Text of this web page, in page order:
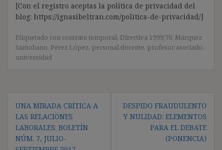
[Con el registro aceptas la política de privacidad del
blog: https://ignasibeltran.com/politica-de-privacidad/]
Etiquetado con contrato temporal, Directiva 1999/70, Márquez
Samohano, Pérez López, personal docente, profesor asociado,
universidad
Navegación
de
entradas
UNA MIRADA CRÍTICA A
LAS RELACIONES
LABORALES: BOLETÍN
NÚM. 7, JULIO-
DESPIDO FRAUDULENTO
Y NULIDAD: ELEMENTOS
PARA EL DEBATE
(PONENCIA)